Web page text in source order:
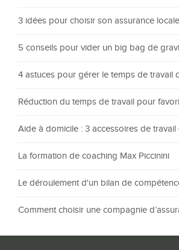
3 idées pour choisir son assurance
5 conseils pour vider un big bag de
4 astuces pour gérer le temps de travail
Réduction du temps de travail pour
Aide à domicile : 3 accessoires de
La formation de coaching Max Piccinini
Le déroulement d'un bilan de
Comment choisir une compagnie